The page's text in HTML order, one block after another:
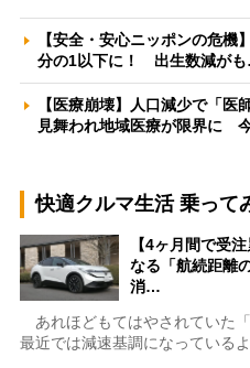
【安全・安心ニッポンの危
分の1以下に！ 出生数減が
【医療崩壊】人口減少で「医
見舞われ地域医療が限界に
快適クルマ生活 乗って
【4ヶ月間で受
なる「航続距離
消…
あれほどもてはやされていた
最近では減速基調になっている